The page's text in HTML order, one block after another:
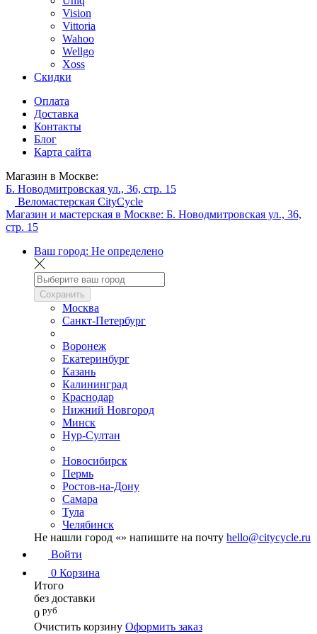
Vision
Vittoria
Wahoo
Wellgo
Xoss
Скидки
Оплата
Доставка
Контакты
Блог
Карта сайта
Магазин в Москве:
Б. Новодмитровская ул., 36, стр. 15
Веломастерская CityCycle
Магазин и мастерская в Москве: Б. Новодмитровская ул., 36,
стр. 15
Ваш город: Не определено
Сохранить
Москва
Санкт-Петербург
Воронеж
Екатеринбург
Казань
Калининград
Краснодар
Нижний Новгород
Минск
Нур-Султан
Новосибирск
Пермь
Ростов-на-Дону
Самара
Тула
Челябинск
Не нашли город «» напишите на почту hello@citycycle.ru
Войти
0 Корзина
Итого
без доставки
0 руб
Очистить корзину Оформить заказ